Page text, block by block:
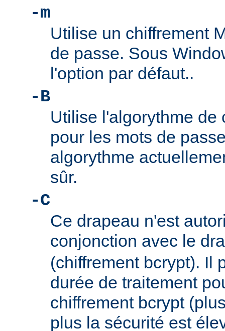
-m
Utilise un chiffrement
de passe. Sous
l'option par défaut..
-B
Utilise l'algorythme de
pour les mots de
algorythme
sûr.
-C
Ce drapeau n'est
conjonction avec le
(chiffrement bcrypt). Il
durée de traitement
chiffrement bcrypt
plus la sécurité est